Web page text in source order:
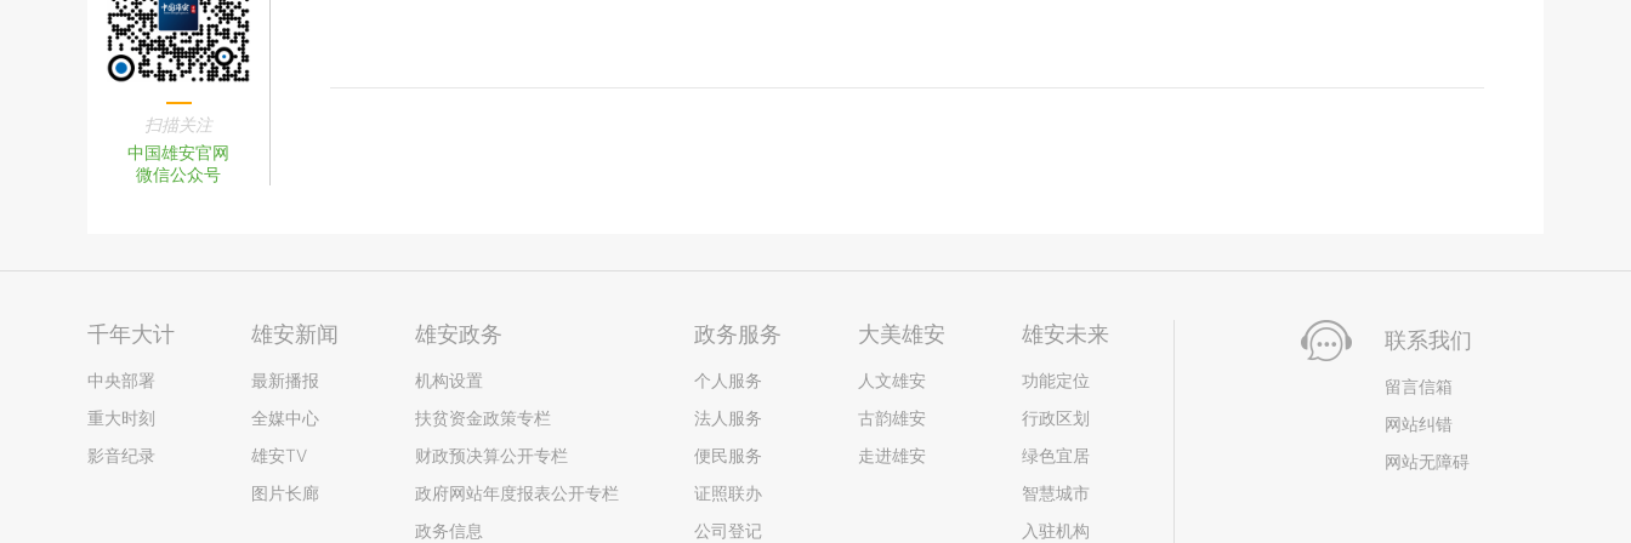
扫描关注
中国雄安官网
微信公众号
千年大计
中央部署
重大时刻
影音纪录
雄安新闻
最新播报
全媒中心
雄安TV
图片长廊
雄安政务
机构设置
扶贫资金政策专栏
财政预决算公开专栏
政府网站年度报表公开专栏
政务信息
政务服务
个人服务
法人服务
便民服务
证照联办
公司登记
大美雄安
人文雄安
古韵雄安
走进雄安
雄安未来
功能定位
行政区划
绿色宜居
智慧城市
入驻机构
联系我们
留言信箱
网站纠错
网站无障碍